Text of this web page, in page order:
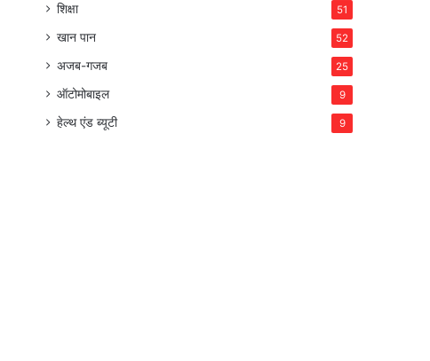
शिक्षा 51
खान पान 52
अजब-गजब 25
ऑटोमोबाइल 9
हेल्थ एंड ब्यूटी 9